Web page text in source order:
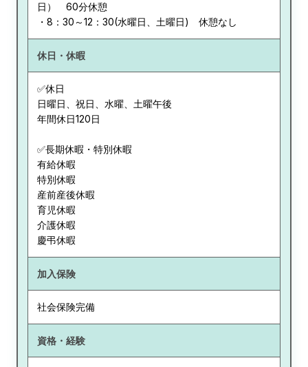
日） 60分休憩
・8：30～12：30(水曜日、土曜日) 休憩なし
休日・休暇
✅休日
日曜日、祝日、水曜、土曜午後
年間休日120日
✅長期休暇・特別休暇
有給休暇
特別休暇
産前産後休暇
育児休暇
介護休暇
慶弔休暇
加入保険
社会保険完備
資格・経験